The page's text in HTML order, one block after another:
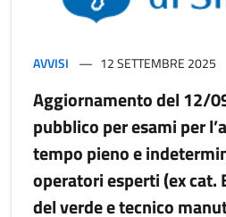
AVVISI 12 SETTEMBRE 2025
Aggiornamento del 12/
pubblico per esami per
tempo pieno e
operatori esperti (ex cat.
del verde e tecnico